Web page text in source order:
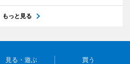
もっと見る
見る・遊ぶ 買う